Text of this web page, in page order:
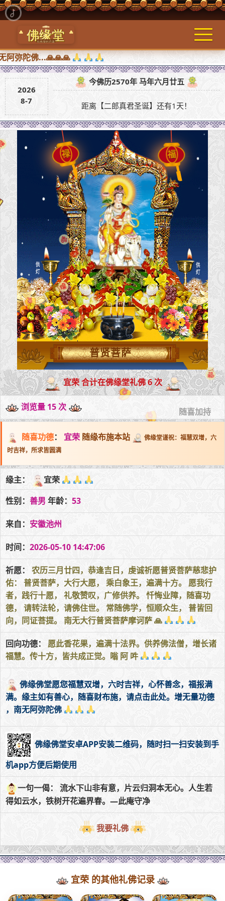
弥陀佛...🙏🙏🙏
2026
8-7
今佛历2570年 马年六月廿五
距离【二郎真君圣诞】还有1天！
福
禄
普贤菩萨
宜荣 合计在佛缘堂礼佛 6 次
浏览量 15 次 随喜加持
随喜功德： 宜荣随缘布施本站
佛缘堂谨祝：福慧双增，六
时吉祥，所求皆圆满
缘主：
宜荣
性别： 善男 年龄： 53
来自： 安徽池州
时间： 2026-05-10 14:47:06
祈愿：
农历三月廿四，恭逢吉日，虔诚祈愿普贤菩萨慈悲护
佑： 普贤菩萨，大行大愿， 乘白象王，遍满十方。 愿我行
者，践行十愿， 礼敬赞叹，广修供养。 忏悔业障，随喜功
德， 请转法轮，请佛住世。 常随佛学，恒顺众生， 普皆回
向，同证菩提。 南无大行普贤菩萨摩诃萨 🙏
回向功德： 愿此香花果，遍满十法界。供养佛法僧，增长诸
福慧。传十方，皆共成正觉。嗡 阿 吽
佛缘佛堂愿您福慧双增，六时吉祥，心怀善念，福报满
满。缘主如有善心，随喜财布施，请点击此处。增无量功德
，南无阿弥陀佛
佛缘佛堂安卓APP安装二维码，随时扫一扫安装到手
机app方便后期使用
一句一偈： 流水下山非有意，片云归洞本无心。人生若
得如云水，铁树开花遍界春。—此庵守净
我要礼佛
宜荣 的其他礼佛记录